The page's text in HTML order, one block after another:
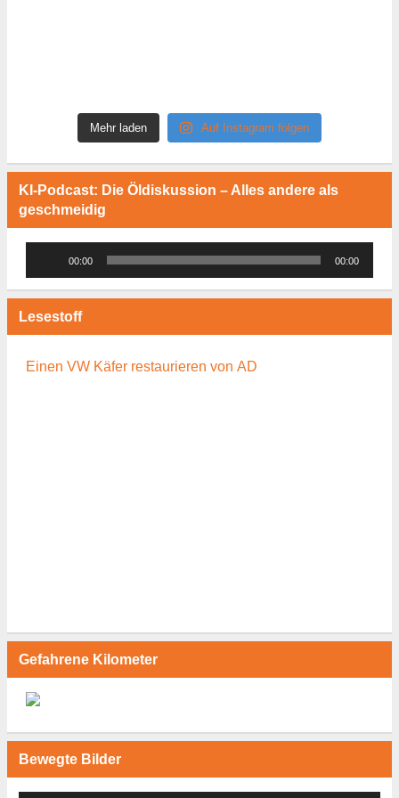
Mehr laden Auf Instagram folgen
KI-Podcast: Die Öldiskussion – Alles andere als
geschmeidig
00:00 00:00
Lesestoff
Einen VW Käfer restaurieren von AD
Gefahrene Kilometer
Bewegte Bilder